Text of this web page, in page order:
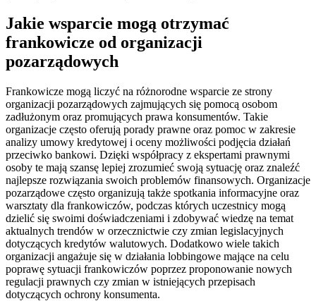
Jakie wsparcie mogą otrzymać
frankowicze od organizacji
pozarządowych
Frankowicze mogą liczyć na różnorodne wsparcie ze strony
organizacji pozarządowych zajmujących się pomocą osobom
zadłużonym oraz promujących prawa konsumentów. Takie
organizacje często oferują porady prawne oraz pomoc w zakresie
analizy umowy kredytowej i oceny możliwości podjęcia działań
przeciwko bankowi. Dzięki współpracy z ekspertami prawnymi
osoby te mają szansę lepiej zrozumieć swoją sytuację oraz znaleźć
najlepsze rozwiązania swoich problemów finansowych. Organizacje
pozarządowe często organizują także spotkania informacyjne oraz
warsztaty dla frankowiczów, podczas których uczestnicy mogą
dzielić się swoimi doświadczeniami i zdobywać wiedzę na temat
aktualnych trendów w orzecznictwie czy zmian legislacyjnych
dotyczących kredytów walutowych. Dodatkowo wiele takich
organizacji angażuje się w działania lobbingowe mające na celu
poprawę sytuacji frankowiczów poprzez proponowanie nowych
regulacji prawnych czy zmian w istniejących przepisach
dotyczących ochrony konsumenta.